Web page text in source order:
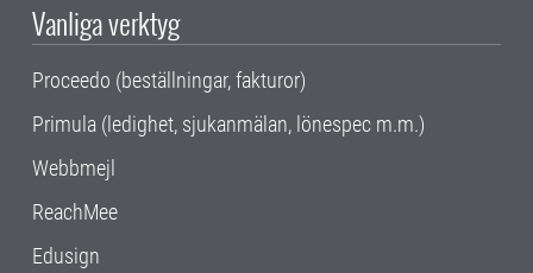
Vanliga verktyg
Proceedo (beställningar, fakturor)
Primula (ledighet, sjukanmälan, lönespec m.m.)
Webbmejl
ReachMee
Edusign